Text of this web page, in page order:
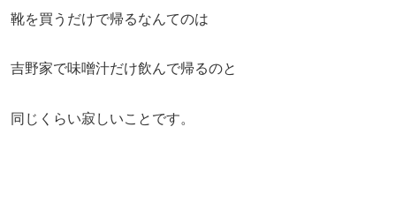
靴を買うだけで帰るなんてのは
吉野家で味噌汁だけ飲んで帰るのと
同じくらい寂しいことです。